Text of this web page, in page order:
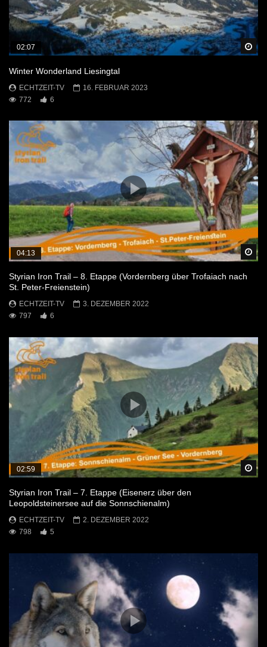
02:07
Winter Wonderland Liesingtal
ECHTZEIT-TV
16. FEBRUAR 2023
772
6
04:13
Styrian Iron Trail – 8. Etappe (Vordernberg über Trofaiach nach
St. Peter-Freienstein)
ECHTZEIT-TV
3. DEZEMBER 2022
797
6
02:59
Styrian Iron Trail – 7. Etappe (Eisenerz über den
Leopoldsteinersee auf die Sonnschienalm)
ECHTZEIT-TV
2. DEZEMBER 2022
798
5